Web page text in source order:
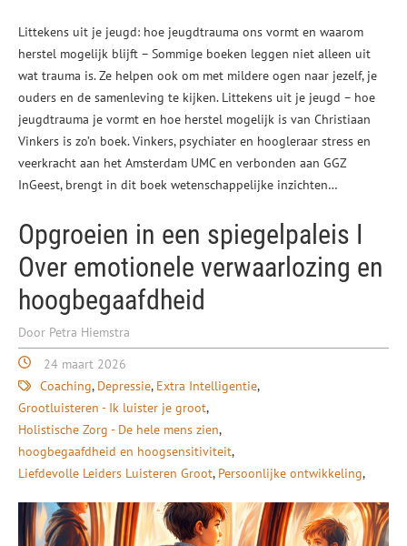
Littekens uit je jeugd: hoe jeugdtrauma ons vormt en waarom
herstel mogelijk blijft – Sommige boeken leggen niet alleen uit
wat trauma is. Ze helpen ook om met mildere ogen naar jezelf, je
ouders en de samenleving te kijken. Littekens uit je jeugd – hoe
jeugdtrauma je vormt en hoe herstel mogelijk is van Christiaan
Vinkers is zo’n boek. Vinkers, psychiater en hoogleraar stress en
veerkracht aan het Amsterdam UMC en verbonden aan GGZ
InGeest, brengt in dit boek wetenschappelijke inzichten…
Opgroeien in een spiegelpaleis I
Over emotionele verwaarlozing en
hoogbegaafdheid
Door Petra Hiemstra
24 maart 2026
Coaching Depressie Extra Intelligentie
Grootluisteren - Ik luister je groot
Holistische Zorg - De hele mens zien
hoogbegaafdheid en hoogsensitiviteit
Liefdevolle Leiders Luisteren Groot Persoonlijke ontwikkeling